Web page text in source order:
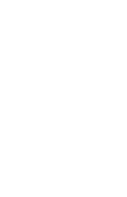
уборки и требования к
по деревообработке
строительные